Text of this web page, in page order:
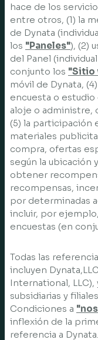
hace de los
entre otros, (1) la
de Dynata
los "Paneles"), (2)
del Panel
conjunto los "Sitio
móvil de Dynata,
encuesta o
aloje o administre,
(5) la participación
materiales
compra, ofertas
según la ubicación
obtener
recompensas,
por determinadas
incluir, por
encuestas (en
Todas las
incluyen
International,
subsidiarias y
Condiciones a
inflexión de la
referencia a Dynata.